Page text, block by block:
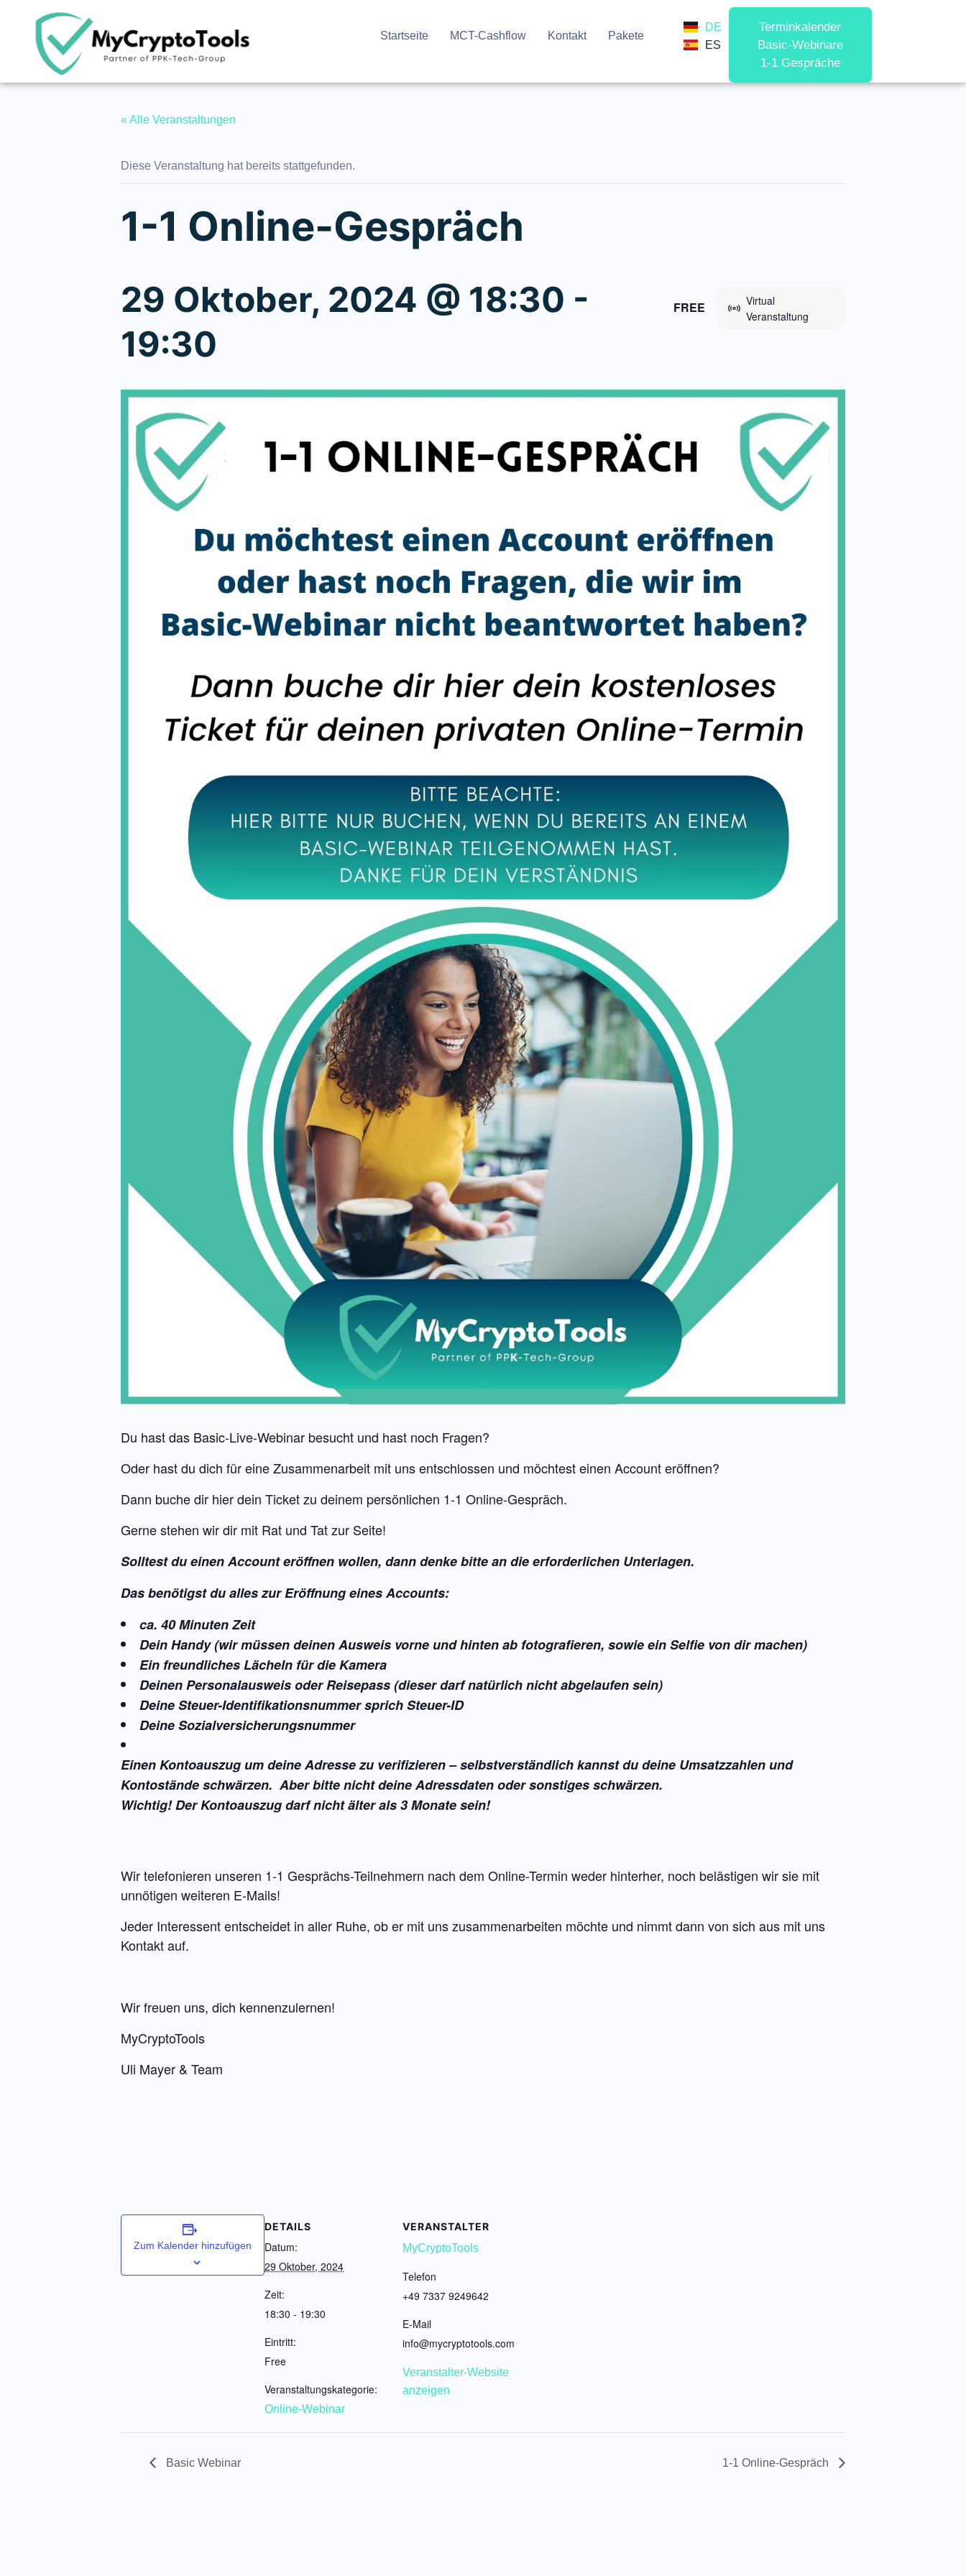
Startseite MCT-Cashflow Kontakt Pakete
DE
ES
Terminkalender
Basic-Webinare
1-1 Gespräche
« Alle Veranstaltungen
Diese Veranstaltung hat bereits stattgefunden.
1-1 Online-Gespräch
29 Oktober, 2024 @ 18:30 -
19:30
Virtual
Veranstaltung
FREE
Du hast das Basic-Live-Webinar besucht und hast noch Fragen?
Oder hast du dich für eine Zusammenarbeit mit uns entschlossen und möchtest einen Account eröffnen?
Dann buche dir hier dein Ticket zu deinem persönlichen 1-1 Online-Gespräch.
Gerne stehen wir dir mit Rat und Tat zur Seite!
Solltest du einen Account eröffnen wollen, dann denke bitte an die erforderlichen Unterlagen.
Das benötigst du alles zur Eröffnung eines Accounts:
ca. 40 Minuten Zeit
Dein Handy (wir müssen deinen Ausweis vorne und hinten ab fotografieren, sowie ein Selfie von dir machen)
Ein freundliches Lächeln für die Kamera
Deinen Personalausweis oder Reisepass (dieser darf natürlich nicht abgelaufen sein)
Deine Steuer-Identifikationsnummer sprich Steuer-ID
Deine Sozialversicherungsnummer
Einen Kontoauszug um deine Adresse zu verifizieren – selbstverständlich kannst du deine Umsatzzahlen und
Kontostände schwärzen. Aber bitte nicht deine Adressdaten oder sonstiges schwärzen.
Wichtig! Der Kontoauszug darf nicht älter als 3 Monate sein!
Wir telefonieren unseren 1-1 Gesprächs-Teilnehmern nach dem Online-Termin weder hinterher, noch belästigen wir sie mit
unnötigen weiteren E-Mails!
Jeder Interessent entscheidet in aller Ruhe, ob er mit uns zusammenarbeiten möchte und nimmt dann von sich aus mit uns
Kontakt auf.
Wir freuen uns, dich kennenzulernen!
MyCryptoTools
Uli Mayer & Team
Zum Kalender hinzufügen
DETAILS
Datum:
29 Oktober, 2024
Zeit:
18:30 - 19:30
Eintritt:
Free
Veranstaltungskategorie:
Online-Webinar
VERANSTALTER
MyCryptoTools
Telefon
+49 7337 9249642
E-Mail
info@mycryptotools.com
Veranstalter-Website
anzeigen
Basic Webinar 1-1 Online-Gespräch